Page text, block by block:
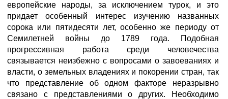
европейские народы, за исключением турок, и это
придает особенный интерес изучению названных
сорока или пятидесяти лет, особенно же периоду от
Семилетней войны до 1789 года. Подобная
прогрессивная работа среди человечества
связывается неизбежно с вопросами о завоеваниях и
власти, о земельных владениях и покорении стран, так
что представление об одном факторе неразрывно
связано с представлениями о других. Необходимо